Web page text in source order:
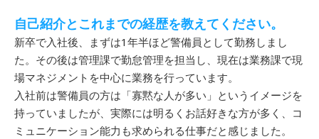
自己紹介とこれまでの経歴を教えてください。
新卒で入社後、まずは1年半ほど警備員として勤務しまし
た。その後は管理課で勤怠管理を担当し、現在は業務課で現
場マネジメントを中心に業務を行っています。
入社前は警備員の方は「寡黙な人が多い」というイメージを
持っていましたが、実際には明るくお話好きな方が多く、コ
ミュニケーション能力も求められる仕事だと感じました。